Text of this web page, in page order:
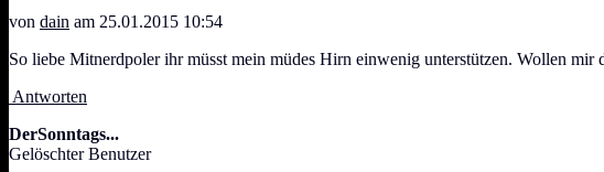
von dain am 25.01.2015 10:54
So liebe Mitnerdpoler ihr müsst mein müdes Hirn einwenig unterstützen. Wollen
Antworten
DerSonntags...
Gelöschter Benutzer